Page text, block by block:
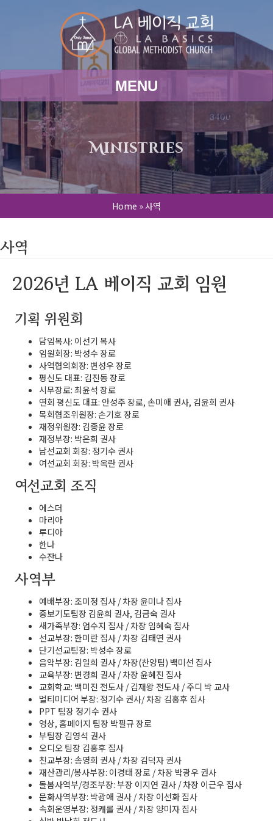
MENU
Ministries
Home »사역
사역
2026년 LA 베이직 교회 임원
기획 위원회
담임목사: 이선기 목사
임원회장: 박성수 장로
사역협의회장: 변성우 장로
평신도 대표: 김진동 장로
시무장로: 최윤석 장로
연회 평신도 대표: 안성주 장로, 손미애 권사, 김윤희 권사
목회협조위원장: 손기호 장로
재정위원장: 김종윤 장로
재정부장: 박은희 권사
남선교회 회장: 정기수 권사
여선교회 회장: 박옥란 권사
여선교회 조직
에스더
마리아
루디아
한나
수잔나
사역부
예배부장: 조미정 집사 / 차장 윤미나 집사
중보기도팀장 김윤희 권사, 김금숙 권사
새가족부장: 엄수지 집사 / 차장 임혜숙 집사
선교부장: 한미란 집사 / 차장 김태연 권사
단기선교팀장: 박성수 장로
음악부장: 김일희 권사 / 차장(찬양팀) 백미선 집사
교육부장: 변경희 권사 / 차장 윤혜진 집사
교회학교: 백미진 전도사 / 김재왕 전도사 / 주디 박 교사
멀티미디어 부장: 정기수 권사/ 차장 김홍후 집사
PPT 팀장 정기수 권사
영상, 홈페이지 팀장 박필규 장로
부팀장 김영석 권사
오디오 팀장 김홍후 집사
친교부장: 송영희 권사 / 차장 김덕자 권사
재산관리/봉사부장: 이경태 장로 / 차장 박광우 권사
돌봄사역부/경조부장: 부장 이지연 권사 / 차장 이근우 집사
문화사역부장: 박광애 권사 / 차장 이선화 집사
속회운영부장: 정캐롤 권사 / 차장 양미자 집사